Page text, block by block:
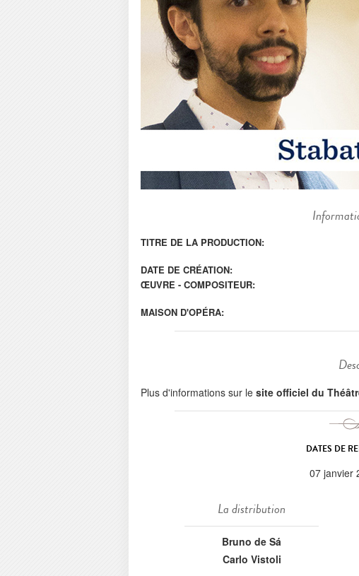
TITRE DE LA PRODUCTION:
DATE DE CRÉATION:
ŒUVRE - COMPOSITEUR:
MAISON D'OPÉRA:
Plus d'informations sur le site officiel du
DATES DE
07 janvier
La distribution
Bruno de Sá
Carlo Vistoli